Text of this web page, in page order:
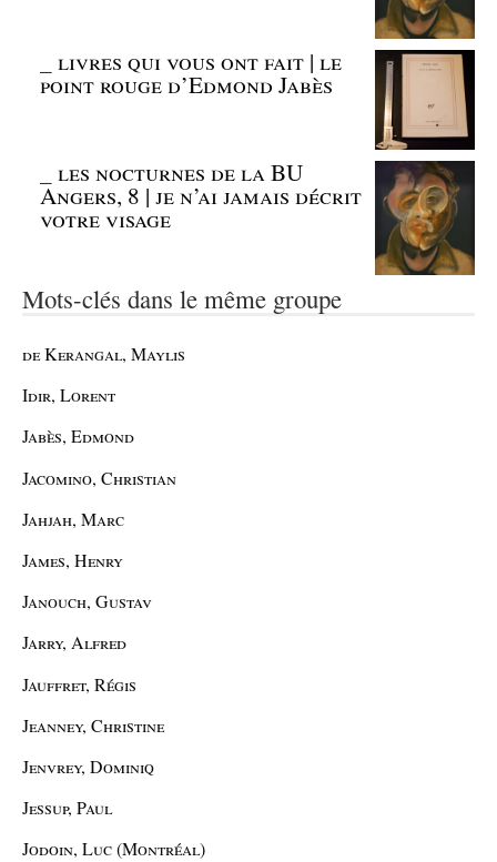
_livres qui vous ont fait | le
point rouge d’Edmond Jabès
_les nocturnes de la BU
Angers, 8 | je n’ai jamais décrit
votre visage
Mots-clés dans le même groupe
de Kerangal, Maylis
Idir, Lorent
Jabès, Edmond
Jacomino, Christian
Jahjah, Marc
James, Henry
Janouch, Gustav
Jarry, Alfred
Jauffret, Régis
Jeanney, Christine
Jenvrey, Dominiq
Jessup, Paul
Jodoin, Luc (Montréal)